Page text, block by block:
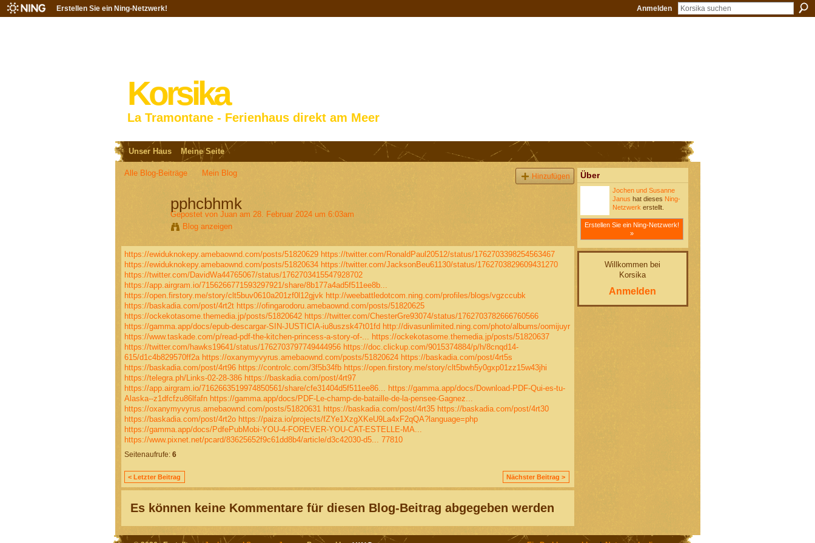
Erstellen Sie ein Ning-Netzwerk! Anmelden
Korsika
La Tramontane - Ferienhaus direkt am Meer
Unser Haus Meine Seite
Alle Blog-Beiträge Mein Blog Hinzufügen
pphcbhmk
Gepostet von Juanam 28. Februar 2024 um 6:03am
Blog anzeigen
https://ewiduknokepy.amebaownd.com/posts/51820629 https://twitter.com/RonaldPaul20512/status/1762703398254563467
https://ewiduknokepy.amebaownd.com/posts/51820634 https://twitter.com/JacksonBeu61130/status/1762703829609431270
https://twitter.com/DavidWa44765067/status/1762703415547928702
https://app.airgram.io/7156266771593297921/share/8b177a4ad5f511ee8b...
https://open.firstory.me/story/clt5buv0610a201zf0l12gjvk http://weebattledotcom.ning.com/profiles/blogs/vgzccubk
https://baskadia.com/post/4rt2t https://ofingarodoru.amebaownd.com/posts/51820625
https://ockekotasome.themedia.jp/posts/51820642 https://twitter.com/ChesterGre93074/status/1762703782666760566
https://gamma.app/docs/epub-descargar-SIN-JUSTICIA-iu8uszsk47t01fd http://divasunlimited.ning.com/photo/albums/oomijuyr
https://www.taskade.com/p/read-pdf-the-kitchen-princess-a-story-of-...
https://ockekotasome.themedia.jp/posts/51820637
https://twitter.com/hawks19641/status/1762703797749444956 https://doc.clickup.com/9015374884/p/h/8cnqd14-
615/d1c4b829570ff2a https://oxanymyvyrus.amebaownd.com/posts/51820624 https://baskadia.com/post/4rt5s
https://baskadia.com/post/4rt96 https://controlc.com/3f5b34fb https://open.firstory.me/story/clt5bwh5y0gxp01zz15w43jhi
https://telegra.ph/Links-02-28-386 https://baskadia.com/post/4rt97
https://app.airgram.io/7162663519974850561/share/cfe31404d5f511ee86...
https://gamma.app/docs/Download-PDF-Qui-es-tu-
Alaska--z1dfcfzu86lfafn https://gamma.app/docs/PDF-Le-champ-de-bataille-de-la-pensee-Gagnez...
https://oxanymyvyrus.amebaownd.com/posts/51820631 https://baskadia.com/post/4rt35 https://baskadia.com/post/4rt30
https://baskadia.com/post/4rt2o https://paiza.io/projects/fZYe1XzgXKeU9La4xF2qQA?language=php
https://gamma.app/docs/PdfePubMobi-YOU-4-FOREVER-YOU-CAT-ESTELLE-MA...
https://www.pixnet.net/pcard/83625652f9c61dd8b4/article/d3c42030-d5...
77810
Seitenaufrufe: 6
< Letzter Beitrag Nächster Beitrag >
Es können keine Kommentare für diesen Blog-Beitrag abgegeben werden
Über
Jochen und Susanne
Janus hat dieses Ning-
Netzwerk erstellt.
Erstellen Sie ein Ning-Netzwerk!
»
Willkommen bei
Korsika
Anmelden